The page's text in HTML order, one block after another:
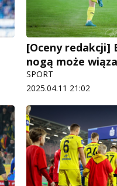
[Oceny redakcji]
nogą może
SPORT
2025.04.11 21:02